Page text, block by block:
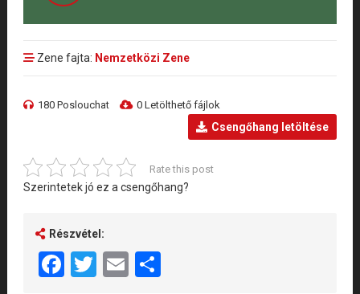
Zene fajta: Nemzetközi Zene
180 Poslouchat 0 Letölthető fájlok
Csengőhang letöltése
Rate this post
Szerintetek jó ez a csengőhang?
Részvétel:
Facebook
Twitter
EmailShare